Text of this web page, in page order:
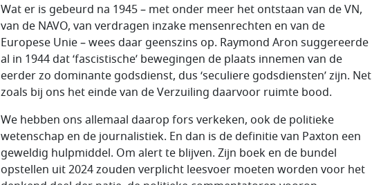
Wat er is gebeurd na 1945 – met onder meer het ontstaan van de VN,
van de NAVO, van verdragen inzake mensenrechten en van de
Europese Unie – wees daar geenszins op. Raymond Aron suggereerde
al in 1944 dat ‘fascistische’ bewegingen de plaats innemen van de
eerder zo dominante godsdienst, dus ‘seculiere godsdiensten’ zijn. Net
zoals bij ons het einde van de Verzuiling daarvoor ruimte bood.
We hebben ons allemaal daarop fors verkeken, ook de politieke
wetenschap en de journalistiek. En dan is de definitie van Paxton een
geweldig hulpmiddel. Om alert te blijven. Zijn boek en de bundel
opstellen uit 2024 zouden verplicht leesvoer moeten worden voor het